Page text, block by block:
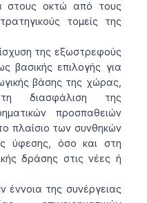
στους οκτώ από τους
τομείς της
της εξωστρεφούς
βασικής επιλογής για
βάσης της χώρας,
διασφάλιση της
προσπαθειών
πλαίσιο των συνθηκών
ύφεσης, όσο και στη
δράσης στις νέες ή
έννοια της συνέργειας